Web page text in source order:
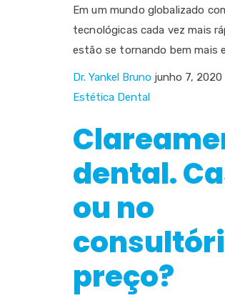
Em um mundo globalizado
tecnológicas cada vez mais
estão se tornando bem mais
Dr. Yankel Bruno junho 7, 2020
Estética Dental
dental.
ou no
preço?